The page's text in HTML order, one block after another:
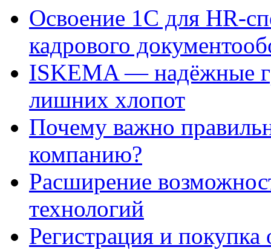
Освоение 1С для HR-
кадрового
ISKEMA — надёжные
лишних хлопот
Почему важно
компанию?
Расширение
технологий
Регистрация и